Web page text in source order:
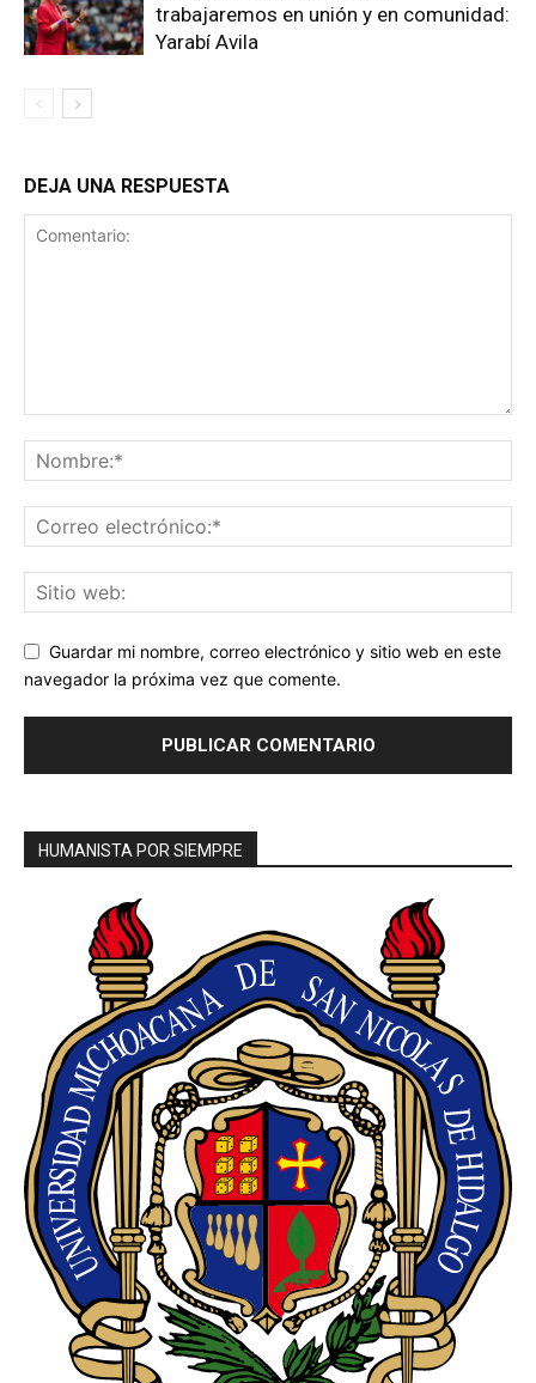
trabajaremos en unión y en comunidad:
Yarabí Avila
DEJA UNA RESPUESTA
Guardar mi nombre, correo electrónico y sitio web en este
navegador la próxima vez que comente.
HUMANISTA POR SIEMPRE